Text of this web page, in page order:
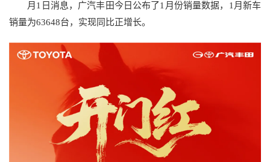
月1日消息，广汽丰田今日公布了1月份销量数据，1月新车
销量为63648台，实现同比正增长。